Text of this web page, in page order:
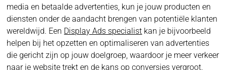
media en betaalde advertenties, kun je jouw producten en
diensten onder de aandacht brengen van potentiële klanten
wereldwijd. Een Display Ads specialist kan je bijvoorbeeld
helpen bij het opzetten en optimaliseren van advertenties
die gericht zijn op jouw doelgroep, waardoor je meer verkeer
naar je website trekt en de kans op conversies vergroot.